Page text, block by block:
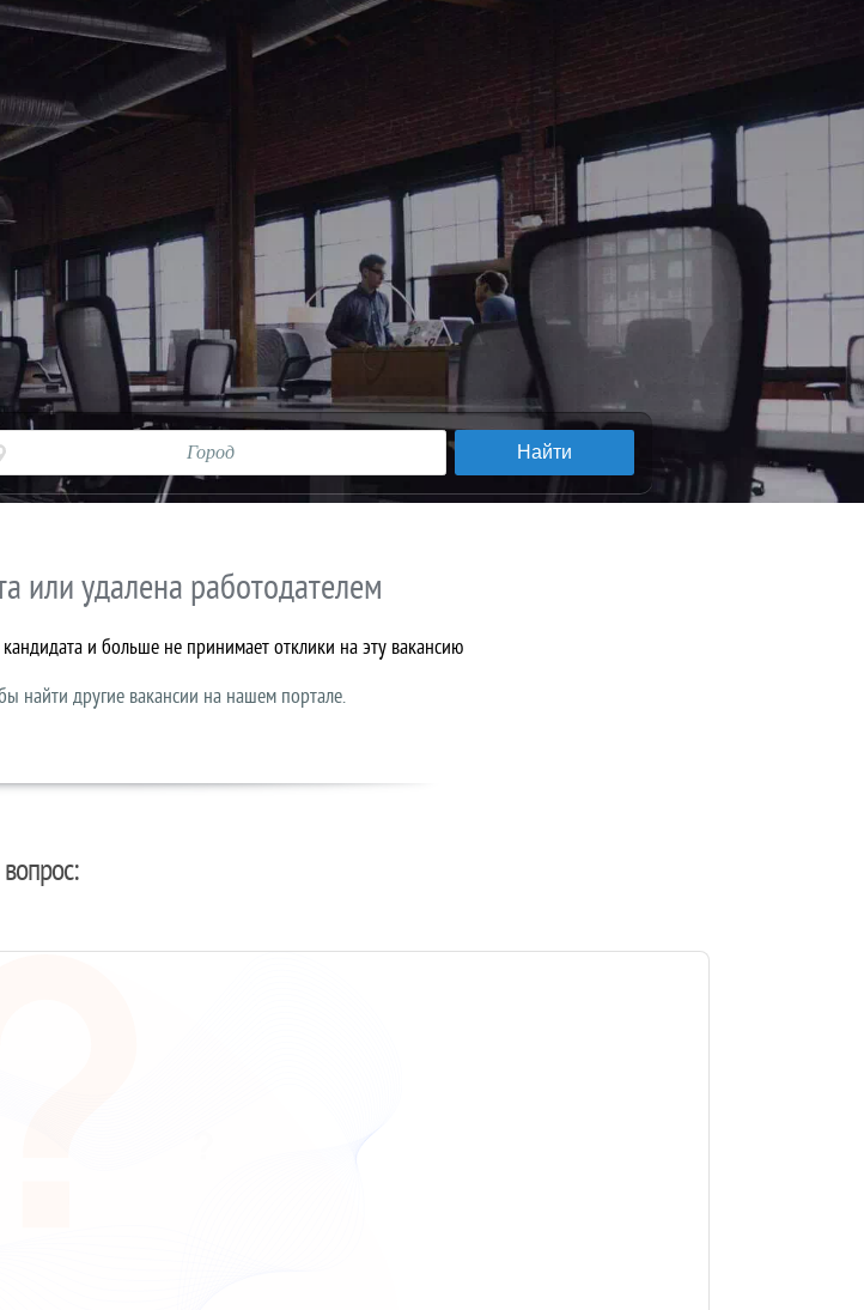
или удалена работодателем
и больше не принимает отклики на эту вакансию
найти другие вакансии на нашем портале.